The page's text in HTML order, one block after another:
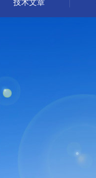
技术文章